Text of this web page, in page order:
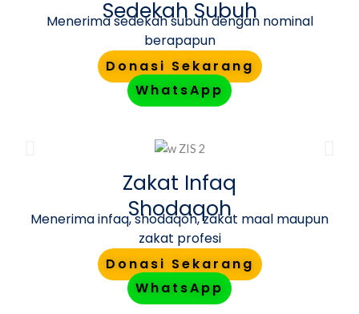
Sedekah Subuh
Menerima sedekah subuh dengan nominal
berapapun
Donasi Sekarang
WhatsApp
Zakat Infaq
Shodaqoh
Menerima infaq, shodaqoh, zakat maal maupun
zakat profesi
Donasi Sekarang
WhatsApp